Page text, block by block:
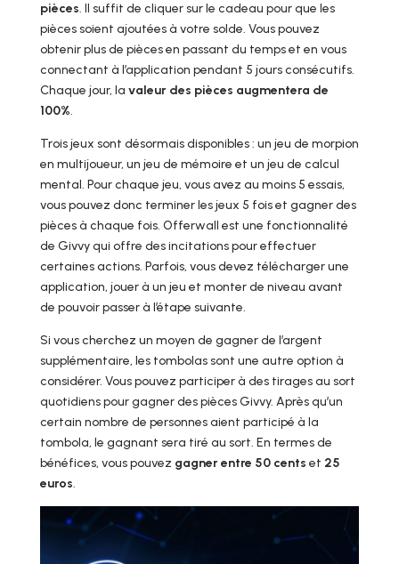
pièces. Il suffit de cliquer sur le cadeau pour que les
pièces soient ajoutées à votre solde. Vous pouvez
obtenir plus de pièces en passant du temps et en vous
connectant à l’application pendant 5 jours consécutifs.
Chaque jour, la valeur des pièces augmentera de
100%.
Trois jeux sont désormais disponibles : un jeu de morpion
en multijoueur, un jeu de mémoire et un jeu de calcul
mental. Pour chaque jeu, vous avez au moins 5 essais,
vous pouvez donc terminer les jeux 5 fois et gagner des
pièces à chaque fois. Offerwall est une fonctionnalité
de Givvy qui offre des incitations pour effectuer
certaines actions. Parfois, vous devez télécharger une
application, jouer à un jeu et monter de niveau avant
de pouvoir passer à l’étape suivante.
Si vous cherchez un moyen de gagner de l’argent
supplémentaire, les tombolas sont une autre option à
considérer. Vous pouvez participer à des tirages au sort
quotidiens pour gagner des pièces Givvy. Après qu’un
certain nombre de personnes aient participé à la
tombola, le gagnant sera tiré au sort. En termes de
bénéfices, vous pouvez gagner entre 50 cents et 25
euros.